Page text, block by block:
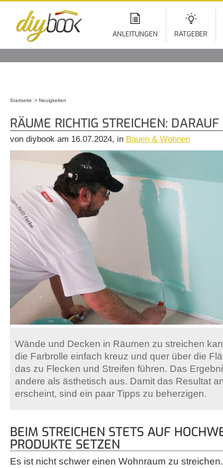
ANLEITUNGEN RATGEBER
Startseite Neuigkeiten
RÄUME RICHTIG STREICHEN:
von diybook am 16.07.2024, in Bauen & Wohnen
Wände und Decken in Räumen zu streichen
die Farbrolle einfach kreuz und quer über die
das zu Flecken und Streifen führen. Das
andere als ästhetisch aus. Damit das Resultat
erscheint, sind ein paar Tipps zu beherzigen.
BEIM STREICHEN STETS AUF
PRODUKTE SETZEN
Es ist nicht schwer einen Wohnraum zu